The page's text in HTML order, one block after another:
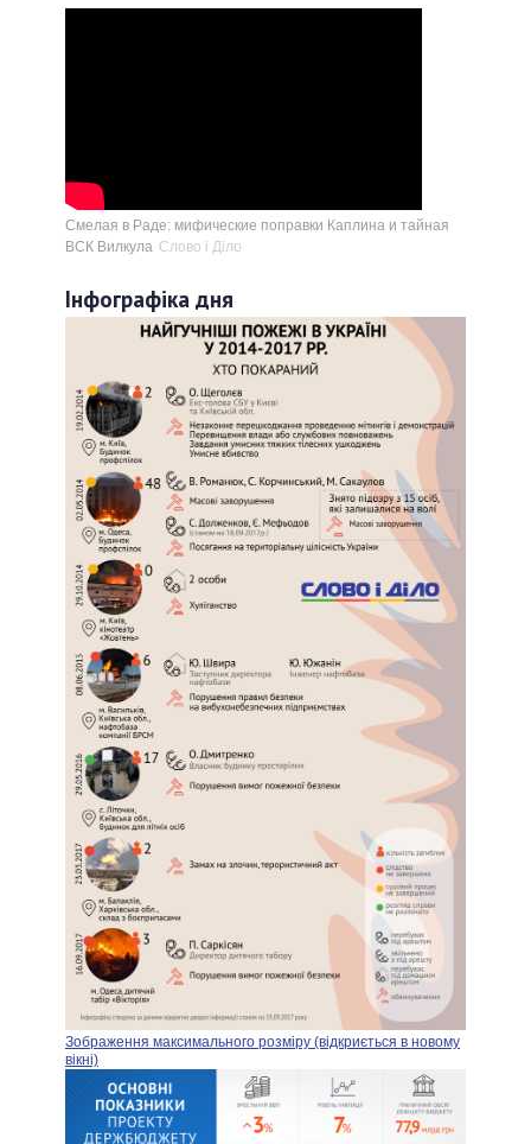
Смелая в Раде: мифические поправки Каплина и тайная
ВСК Вилкула Слово і Діло
Інфографіка дня
Зображення максимального розміру (відкриється в новому
вікні)